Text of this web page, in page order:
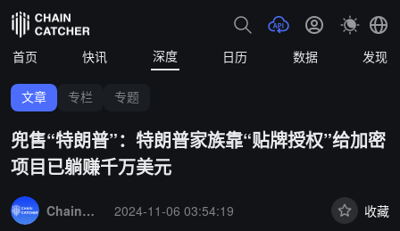
首页 快讯 深度 日历 数据 发现
文章 专栏 专题
兜售“特朗普”：特朗普家族靠“贴牌授权”给加密
项目已躺赚千万美元
ChainCatcher 精选
2024-11-06 03:54:19 收藏